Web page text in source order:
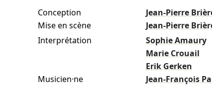
Conception
Jean-Pierre
Mise en scène
Jean-Pierre
Interprétation
Sophie Amaury
Marie Crouail
Erik Gerken
Musicien·ne
Jean-François